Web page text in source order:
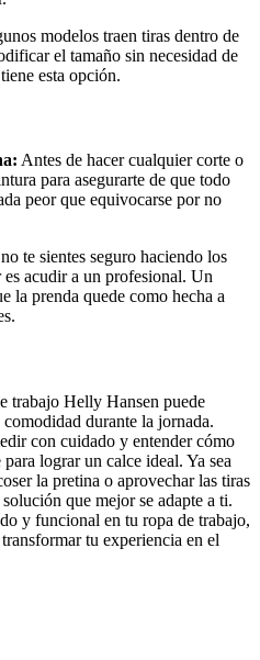
modelos traen tiras dentro de
el tamaño sin necesidad de
esta opción.
Antes de hacer cualquier corte o
para asegurarte de que todo
peor que equivocarse por no
te sientes seguro haciendo los
acudir a un profesional. Un
la prenda quede como hecha a
trabajo Helly Hansen puede
durante la jornada.
con cuidado y entender cómo
lograr un calce ideal. Ya sea
la pretina o aprovechar las tiras
que mejor se adapte a ti.
y funcional en tu ropa de trabajo,
tu experiencia en el